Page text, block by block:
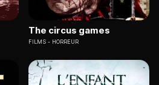
The circus games
FILMS HORREUR